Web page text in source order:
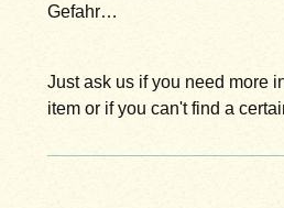
Gefahr…
Just ask us if you need more
item or if you can't find a